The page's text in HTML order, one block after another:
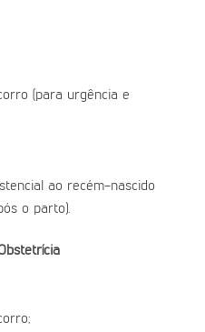
(para urgência e
ao recém-nascido
o parto).